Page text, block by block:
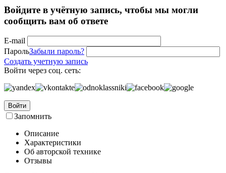
Войдите в учётную запись, чтобы мы могли
сообщить вам об ответе
E-mail
ПарольЗабыли пароль?
Создать учетную запись
Войти через соц. сеть:
Войти
Запомнить
Описание
Характеристики
Об авторской технике
Отзывы